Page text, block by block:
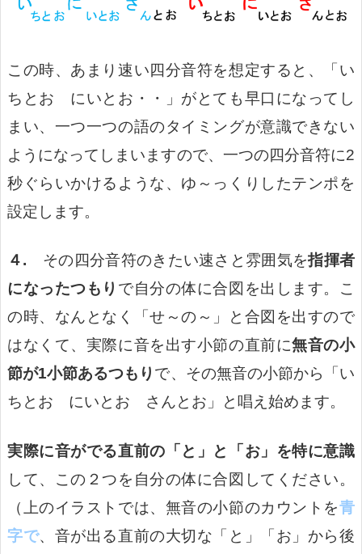
この時、あまり速い四分音符を想定すると、「い
ちとお にいとお・・」がとても早口になってし
まい、一つ一つの語のタイミングが意識できない
ようになってしまいますので、一つの四分音符に2
秒ぐらいかけるような、ゆ～っくりしたテンポを
設定します。
４. その四分音符のきたい速さと雰囲気を指揮者
になったつもり で自分の体に合図を出します。こ
の時、なんとなく「せ～の～」と合図を出すので
はなくて、実際に音を出す小節の直前に無音の小
節が1小節あるつもり で、その無音の小節から「い
ちとお にいとお さんとお」と唱え始めます。
実際に音がでる直前の「と」と「お」を特に意識
して、この２つを自分の体に合図してください。
（上のイラストでは、無音の小節のカウントを青
字で、音が出る直前の大切な「と」「お」から後